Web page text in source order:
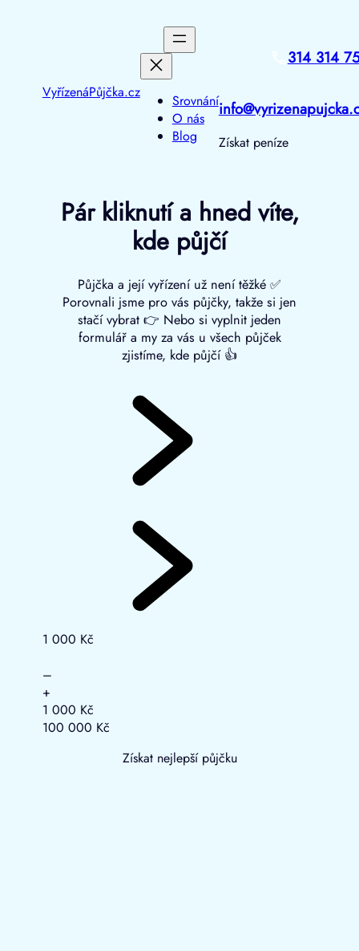
VyřízenáPůjčka.cz
Srovnání
O nás
Blog
314 314
Získat peníze
Pár kliknutí a hned víte,
kde půjčí
Půjčka a její vyřízení už není těžké ✅
Porovnali jsme pro vás půjčky, takže si jen
stačí vybrat 👉 Nebo si vyplnit jeden
formulář a my za vás u všech půjček
zjistíme, kde půjčí 👍
1 000 Kč
–
+
1 000 Kč
100 000 Kč
Získat nejlepší půjčku